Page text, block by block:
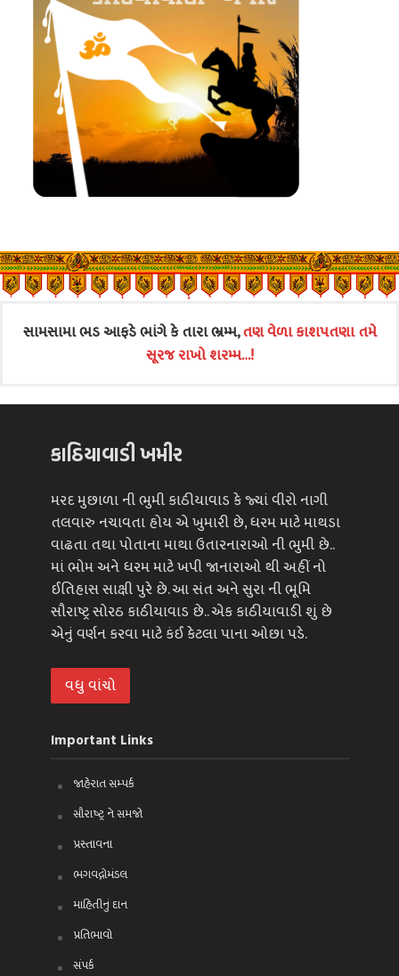
સામસામા ભડ આફડે ભાંગે કે તારા ભ્રમ્મ,તણ વેળા કાશપતણા તમે
સૂરજ રાખો શરમ્મ…!
કાઠિયાવાડી ખમીર
મરદ મુછાળા ની ભુમી કાઠીયાવાડ કે જ્યાં વીરો નાગી
તલવારુ નચાવતા હોય એ ખુમારી છે, ધરમ માટે માથડા
વાઢતા તથા પોતાના માથા ઉતારનારાઓ ની ભુમી છે..
માં ભોમ અને ધરમ માટે ખપી જાનારાઓ થી અહીં નો
ઈતિહાસ સાક્ષી પુરે છે. આ સંત અને સુરા ની ભૂમિ
સૌરાષ્ટ્ર સોરઠ કાઠીયાવાડ છે.. એક કાઠીયાવાડી શું છે
એનું વર્ણન કરવા માટે કંઈ કેટલા પાના ઓછા પડે.
વધુ વાંચો
Important Links
જાહેરાત સમ્પર્ક
સૌરાષ્ટ્ર ને સમજો
પ્રસ્તાવના
ભગવદ્ગોમંડલ
માહિતીનું દાન
પ્રતિભાવો
સંપર્ક